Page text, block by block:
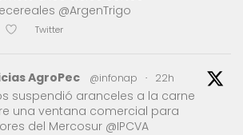
@ArgenTrigo
Twitter
AgroPec @infonap · 22h
suspendió aranceles a la carne
una ventana comercial para
del Mercosur @IPCVA